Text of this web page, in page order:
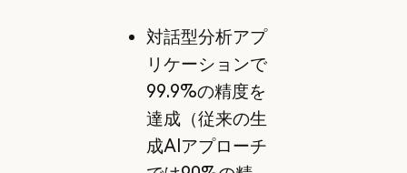
対話型分析アプ
リケーションで
99.9%の精度を
達成（従来の生
成AIアプローチ